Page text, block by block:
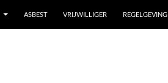
ASBEST VRIJWILLIGER REGELGEVING